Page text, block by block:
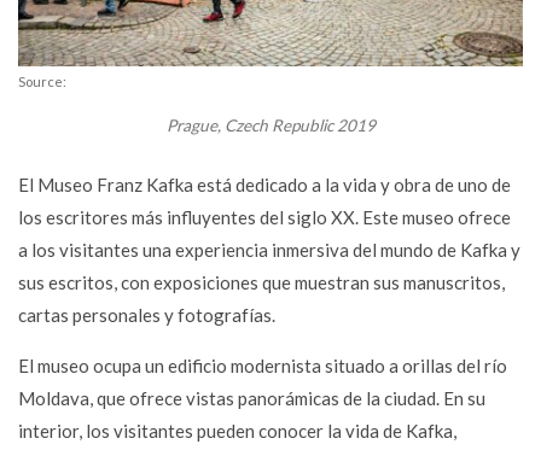
Source:
Prague, Czech Republic 2019
El Museo Franz Kafka está dedicado a la vida y obra de uno de
los escritores más influyentes del siglo XX. Este museo ofrece
a los visitantes una experiencia inmersiva del mundo de Kafka y
sus escritos, con exposiciones que muestran sus manuscritos,
cartas personales y fotografías.
El museo ocupa un edificio modernista situado a orillas del río
Moldava, que ofrece vistas panorámicas de la ciudad. En su
interior, los visitantes pueden conocer la vida de Kafka,